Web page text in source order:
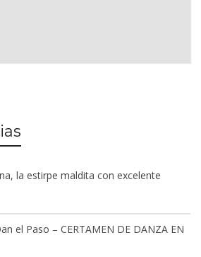
la estirpe maldita con excelente
el Paso – CERTAMEN DE DANZA EN